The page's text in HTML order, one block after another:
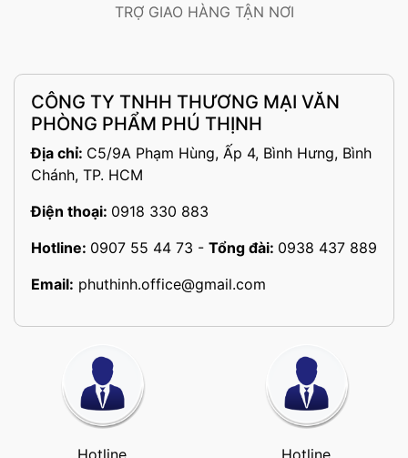
TRỢ GIAO HÀNG TẬN NƠI
CÔNG TY TNHH THƯƠNG MẠI VĂN
PHÒNG PHẨM PHÚ THỊNH
Địa chỉ: C5/9A Phạm Hùng, Ấp 4, Bình Hưng, Bình
Chánh, TP. HCM
Điện thoại: 0918 330 883
Hotline: 0907 55 44 73 - Tổng đài: 0938 437 889
Email: phuthinh.office@gmail.com
Hotline
Hotline